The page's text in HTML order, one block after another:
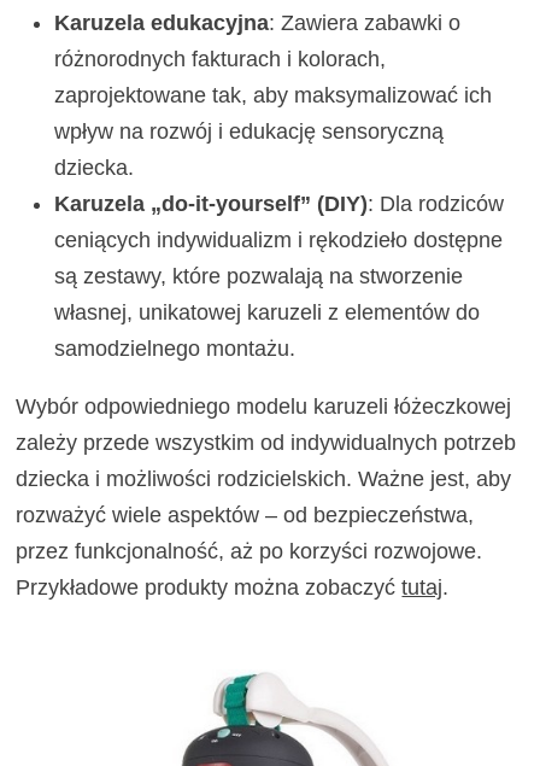
Karuzela edukacyjna: Zawiera zabawki o
różnorodnych fakturach i kolorach,
zaprojektowane tak, aby maksymalizować ich
wpływ na rozwój i edukację sensoryczną
dziecka.
Karuzela „do-it-yourself” (DIY): Dla rodziców
ceniących indywidualizm i rękodzieło dostępne
są zestawy, które pozwalają na stworzenie
własnej, unikatowej karuzeli z elementów do
samodzielnego montażu.
Wybór odpowiedniego modelu karuzeli łóżeczkowej
zależy przede wszystkim od indywidualnych potrzeb
dziecka i możliwości rodzicielskich. Ważne jest, aby
rozważyć wiele aspektów – od bezpieczeństwa,
przez funkcjonalność, aż po korzyści rozwojowe.
Przykładowe produkty można zobaczyćtutaj.